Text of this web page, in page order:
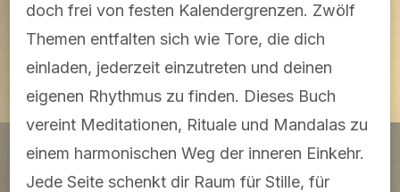
doch frei von festen Kalendergrenzen. Zwölf
Themen entfalten sich wie Tore, die dich
einladen, jederzeit einzutreten und deinen
eigenen Rhythmus zu finden. Dieses Buch
vereint Meditationen, Rituale und Mandalas zu
einem harmonischen Weg der inneren Einkehr.
Jede Seite schenkt dir Raum für Stille, für